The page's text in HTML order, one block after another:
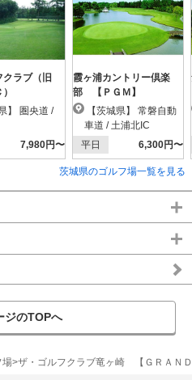
クラブ（旧
7,980円〜
霞ヶ浦カントリー倶楽
部 【ＰＧＭ】
車道 / 土浦北IC
平日
6,300円〜
茨城県のゴルフ場一覧を見る
ジのTOPへ
場 ザ・ゴルフクラブ竜ヶ崎 【ＧＲＡＮ